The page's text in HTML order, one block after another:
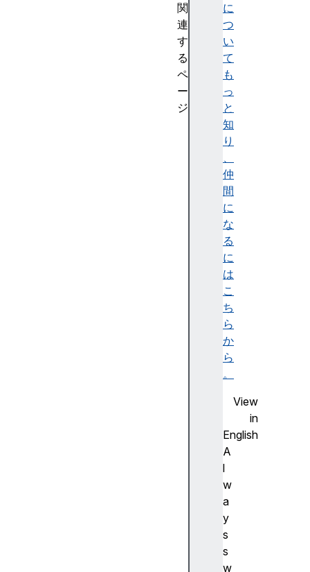
に
つ
い
て
も
っ
と
知
り
、
仲
間
に
な
る
に
は
こ
ち
ら
か
ら
。
View
in
English
A
l
w
a
y
s
s
w
関
連
す
る
ペ
ー
ジ